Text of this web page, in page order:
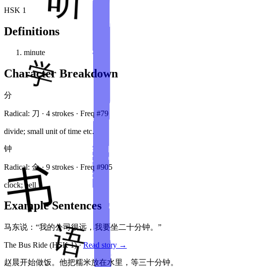
HSK 1
Definitions
minute
Character Breakdown
分
Radical: 刀 · 4 strokes · Freq #79
divide; small unit of time etc.
钟
Radical: 金· 9 strokes · Freq #905
clock; bell
Example Sentences
马东说：“我的公司很远，我要坐二十分钟。”
The Bus Ride (HSK1)·Read story →
赵晨开始做饭。他把糯米放在水里，等三十分钟。